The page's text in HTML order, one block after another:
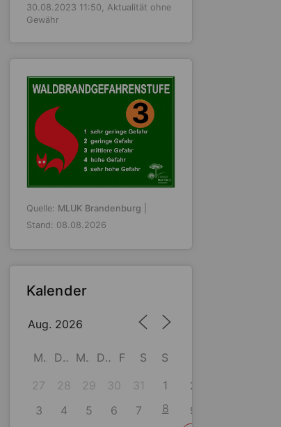
30.08.2023 11:50, Aktualität ohne
Gewähr
3
Quelle: MLUK Brandenburg
Stand: 08.08.2026
Kalender
Aug. 2026
M D M D F S
S
27
28 29 30 31 1
2
3
4 5 6 7 8
9